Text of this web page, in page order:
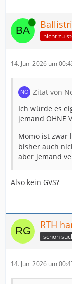
Online
nicht zu
14. Juni 2026 um
Zitat von
Ich würde es
jemand OHNE
Momo ist zwar
bisher auch
aber jemand
Also kein GVS?
RTH
schon
14. Juni 2026 um